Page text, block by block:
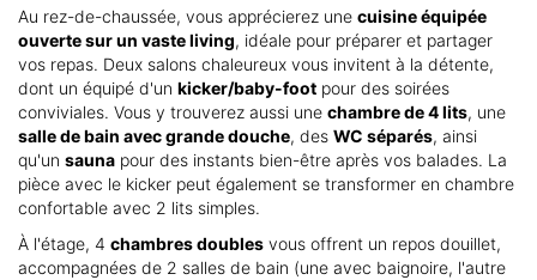
Au rez-de-chaussée, vous apprécierez une cuisine équipée
ouverte sur un vaste living, idéale pour préparer et partager
vos repas. Deux salons chaleureux vous invitent à la détente,
dont un équipé d'un kicker/baby-foot pour des soirées
conviviales. Vous y trouverez aussi une chambre de 4 lits, une
salle de bain avec grande douche, des WC séparés, ainsi
qu'un sauna pour des instants bien-être après vos balades. La
pièce avec le kicker peut également se transformer en chambre
confortable avec 2 lits simples.
À l'étage, 4 chambres doubles vous offrent un repos douillet,
accompagnées de 2 salles de bain (une avec baignoire, l'autre